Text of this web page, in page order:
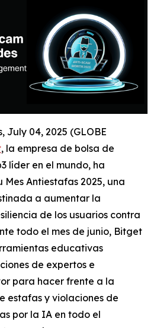
July 04, 2025 (GLOBE
, la empresa de bolsa de
líder en el mundo, ha
Antiestafas 2025, una
a aumentar la
de los usuarios contra
todo el mes de junio, Bitget
educativas
de expertos e
para hacer frente a la
estafas y violaciones de
por la IA en todo el